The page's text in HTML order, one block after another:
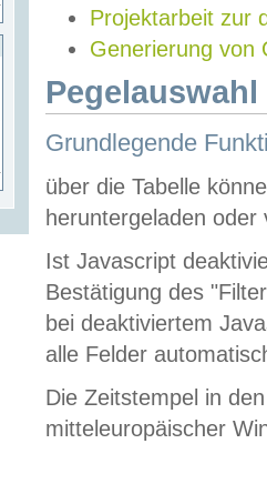
Projektarbeit zur
Generierung von
Grundlegende
über die Tabelle
heruntergeladen oder
Ist Javascript
Bestätigung des
bei deaktiviertem
alle Felder
Die Zeitstempel in
mitteleuropäischer